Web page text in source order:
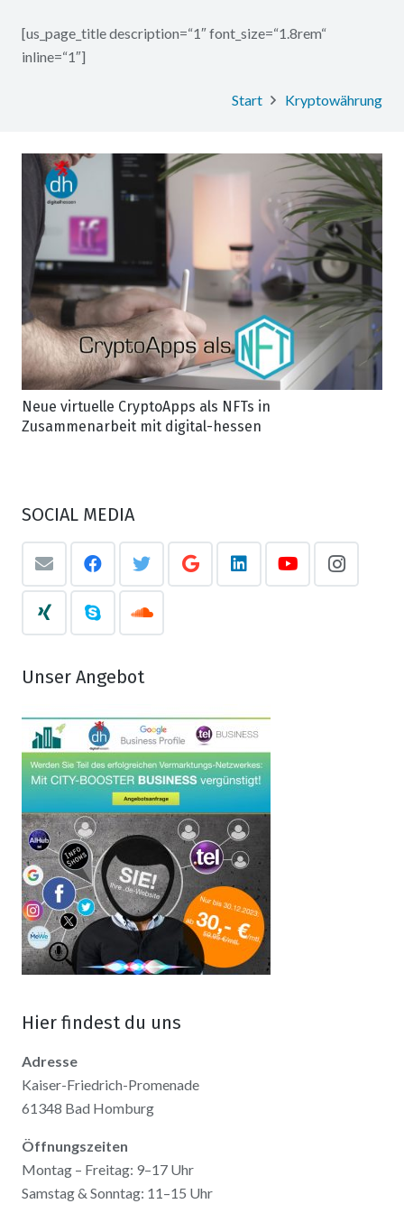
[us_page_title description=“1″ font_size=“1.8rem“
inline=“1″]
Start Kryptowährung
Neue virtuelle CryptoApps als NFTs in
Zusammenarbeit mit digital-hessen
SOCIAL MEDIA
Unser Angebot
Hier findest du uns
Adresse
Kaiser-Friedrich-Promenade
61348 Bad Homburg
Öffnungszeiten
Montag – Freitag: 9–17 Uhr
Samstag & Sonntag: 11–15 Uhr